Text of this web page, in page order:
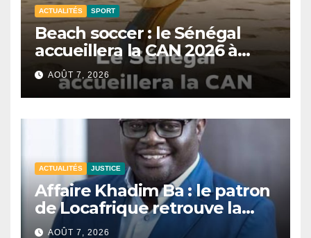
ACTUALITÉS SPORT
Beach soccer : le Sénégal
accueillera la CAN 2026 à
Dakar.
AOÛT 7, 2026
ACTUALITÉS JUSTICE
Affaire Khadim Ba : le patron
de Locafrique retrouve la
liberté.
AOÛT 7, 2026